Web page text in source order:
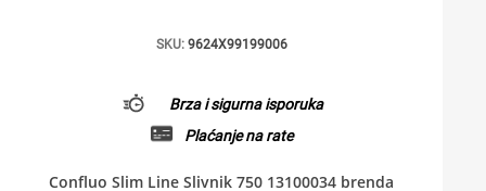
SKU: 9624X99199006
Brza i sigurna isporuka
Plaćanje na rate
Confluo Slim Line Slivnik 750 13100034 brenda